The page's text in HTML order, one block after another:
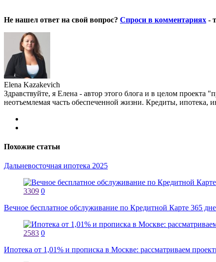
Не нашел ответ на свой вопрос? Спроси в комментариях -
Elena Kazakevich
Здравствуйте, я Елена - автор этого блога и в целом
неотъемлемая часть обеспеченной жизни. Кредиты,
Похожие статьи
Дальневосточная ипотека 2025
3309 0
Вечное бесплатное обслуживание по Кредитной Карте 365
2583 0
Ипотека от 1,01% и прописка в Москве: рассматриваем